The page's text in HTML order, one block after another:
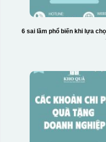
6 sai lầm phổ biến khi lựa